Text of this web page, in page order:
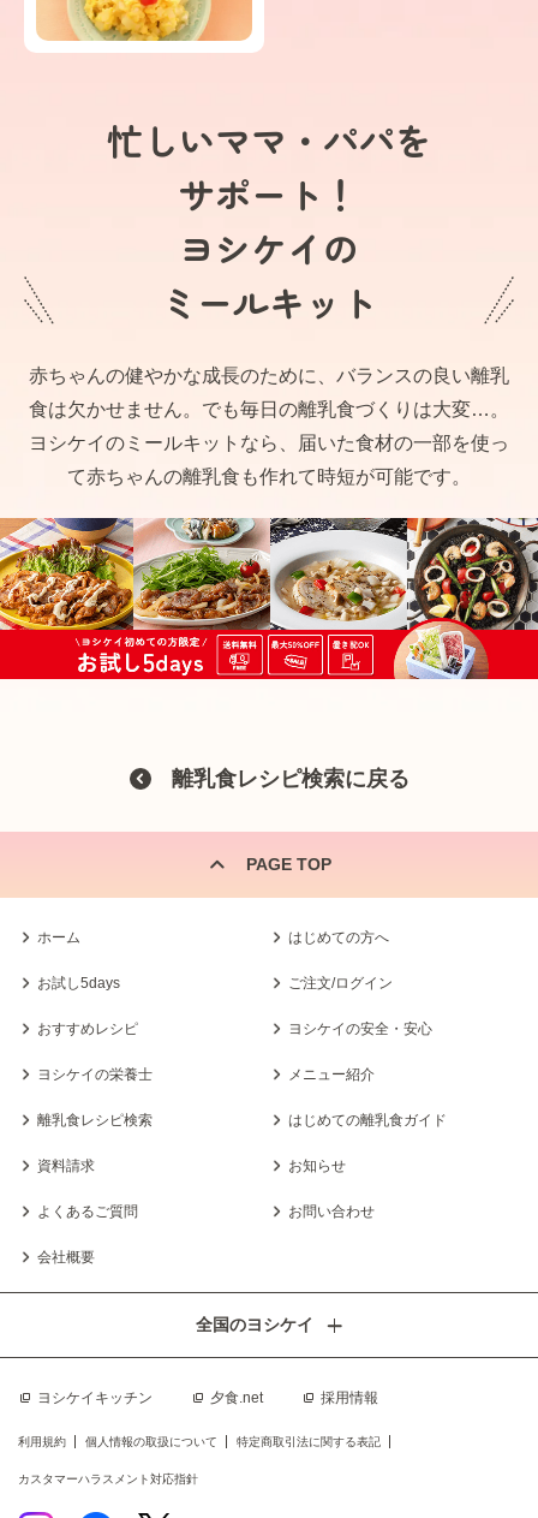
忙しいママ・パパを
サポート！
ヨシケイの
ミールキット
赤ちゃんの健やかな成長のために、バランスの良い離乳
食は欠かせません。でも毎日の離乳食づくりは大変…。
ヨシケイのミールキットなら、届いた食材の一部を使っ
て赤ちゃんの離乳食も作れて時短が可能です。
離乳食レシピ検索に戻る
PAGE TOP
ホーム はじめての方へ
お試し5days ご注文/ログイン
おすすめレシピ ヨシケイの安全・安心
ヨシケイの栄養士 メニュー紹介
離乳食レシピ検索 はじめての離乳食ガイド
資料請求 お知らせ
よくあるご質問 お問い合わせ
会社概要
ヨシケイキッチン 夕食.net 採用情報
全国のヨシケイ
利用規約 個人情報の取扱について 特定商取引法に関する表記
カスタマーハラスメント対応指針